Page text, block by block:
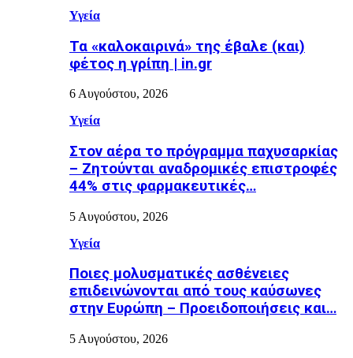
Υγεία
Τα «καλοκαιρινά» της έβαλε (και)
φέτος η γρίπη | in.gr
6 Αυγούστου, 2026
Υγεία
Στον αέρα το πρόγραμμα παχυσαρκίας
– Ζητούνται αναδρομικές επιστροφές
44% στις φαρμακευτικές…
5 Αυγούστου, 2026
Υγεία
Ποιες μολυσματικές ασθένειες
επιδεινώνονται από τους καύσωνες
στην Ευρώπη – Προειδοποιήσεις και…
5 Αυγούστου, 2026